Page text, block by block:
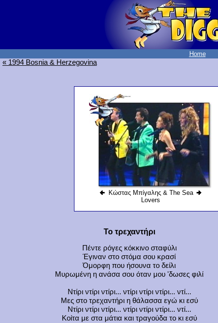
Home
« 1994 Bosnia & Herzegovina
Κώστας Μπίγαλης & The Sea
Lovers
Το τρεχαντήρι
Πέντε ρόγες κόκκινο σταφύλι
Έγιναν στο στόμα σου κρασί
Όμορφη που ήσουνα το δείλι
Μυρωμένη η ανάσα σου όταν μου 'δωσες φιλί
Ντίρι ντίρι ντίρι... ντίρι ντίρι ντίρι... ντί...
Μες στο τρεχαντήρι η θάλασσα εγώ κι εσύ
Ντίρι ντίρι ντίρι... ντίρι ντίρι ντίρι... ντί...
Κοίτα με στα μάτια και τραγούδα το κι εσύ